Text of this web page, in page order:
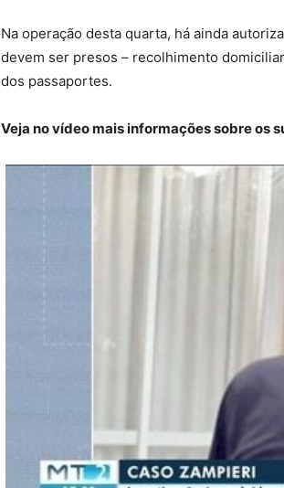
Na operação desta quarta, há ainda
devem ser presos – recolhimento
dos passaportes.
Veja no vídeo mais informações sobre os